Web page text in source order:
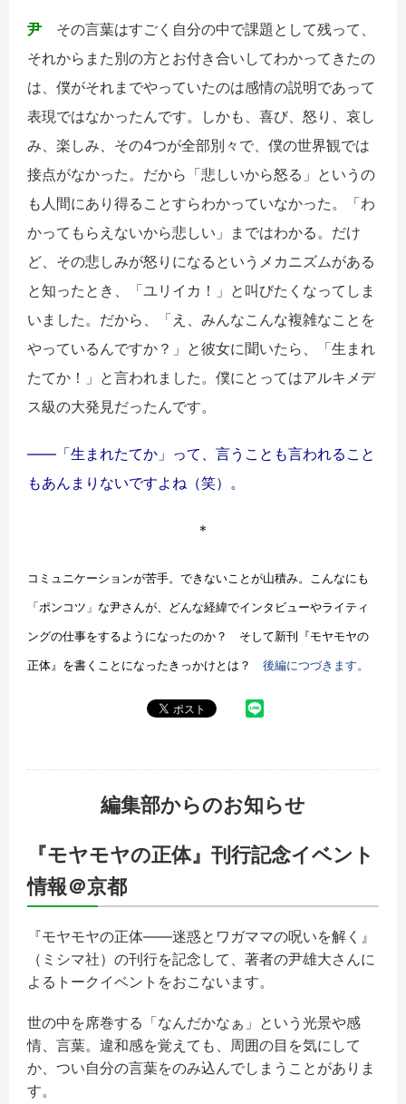
尹 その言葉はすごく自分の中で課題として残って、
それからまた別の方とお付き合いしてわかってきたの
は、僕がそれまでやっていたのは感情の説明であって
表現ではなかったんです。しかも、喜び、怒り、哀し
み、楽しみ、その4つが全部別々で、僕の世界観では
接点がなかった。だから「悲しいから怒る」というの
も人間にあり得ることすらわかっていなかった。「わ
かってもらえないから悲しい」まではわかる。だけ
ど、その悲しみが怒りになるというメカニズムがある
と知ったとき、「ユリイカ！」と叫びたくなってしま
いました。だから、「え、みんなこんな複雑なことを
やっているんですか？」と彼女に聞いたら、「生まれ
たてか！」と言われました。僕にとってはアルキメデ
ス級の大発見だったんです。
――「生まれたてか」って、言うことも言われること
もあんまりないですよね（笑）。
＊
コミュニケーションが苦手。できないことが山積み。こんなにも
「ポンコツ」な尹さんが、どんな経緯でインタビューやライティ
ングの仕事をするようになったのか？ そして新刊『モヤモヤの
正体』を書くことになったきっかけとは？ 後編につづきます。
編集部からのお知らせ
『モヤモヤの正体』刊行記念イベント
情報＠京都
『モヤモヤの正体――迷惑とワガママの呪いを解く』
（ミシマ社）の刊行を記念して、著者の尹雄大さんに
よるトークイベントをおこないます。
世の中を席巻する「なんだかなぁ」という光景や感
情、言葉。違和感を覚えても、周囲の目を気にして
か、つい自分の言葉をのみ込んでしまうことがありま
す。